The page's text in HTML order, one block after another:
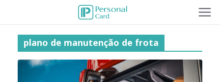
plano de manutenção de frota